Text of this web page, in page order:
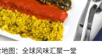
图：全球风味汇聚一堂